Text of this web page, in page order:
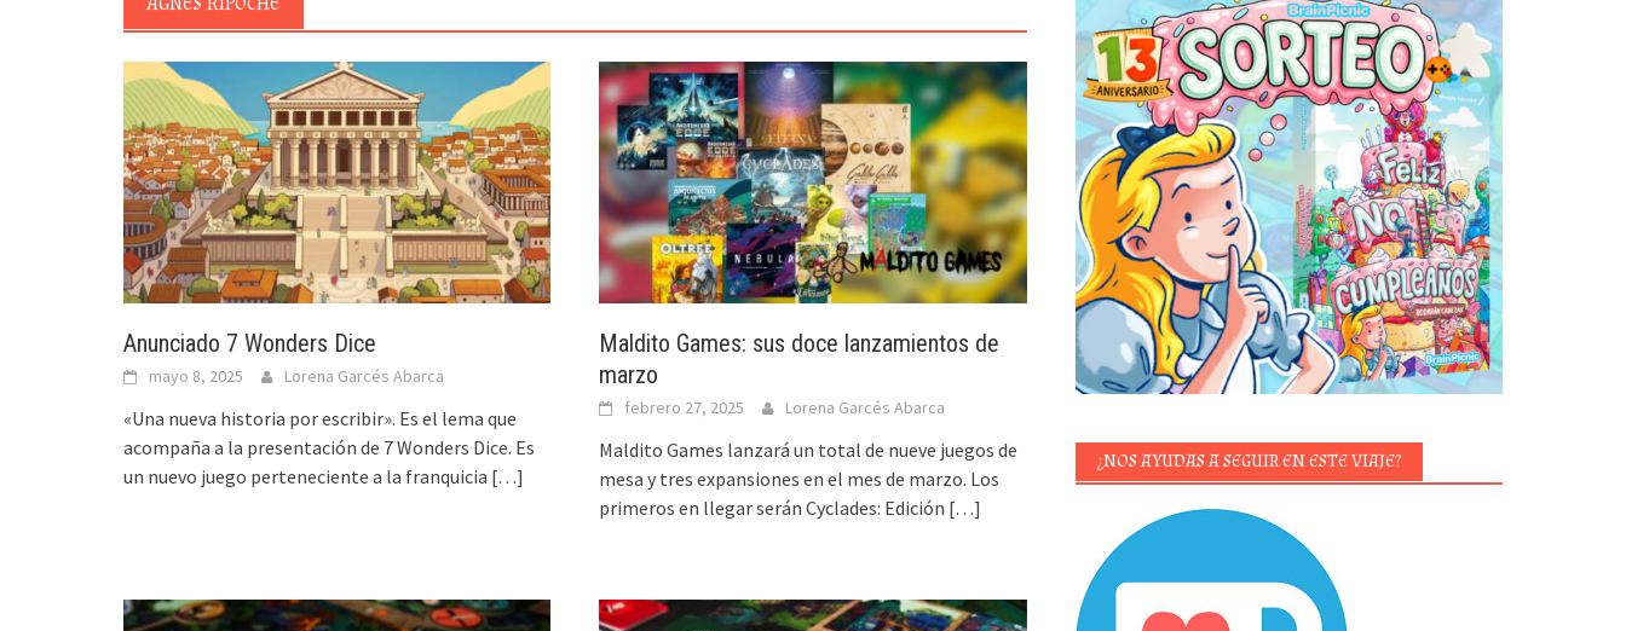
Anunciado 7 Wonders Dice
mayo 8, 2025 Lorena Garcés Abarca
«Una nueva historia por escribir». Es el lema que
acompaña a la presentación de 7 Wonders Dice. Es
un nuevo juego perteneciente a la franquicia […]
Maldito Games: sus doce lanzamientos de
marzo
febrero 27, 2025 Lorena Garcés Abarca
Maldito Games lanzará un total de nueve juegos de
mesa y tres expansiones en el mes de marzo. Los
primeros en llegar serán Cyclades: Edición […]
¿NOS AYUDAS A SEGUIR EN ESTE VIAJE?